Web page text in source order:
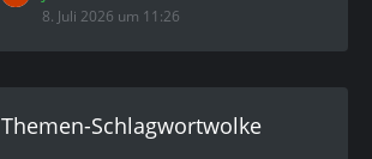
8. Juli 2026 um 11:26
Themen-Schlagwortwolke